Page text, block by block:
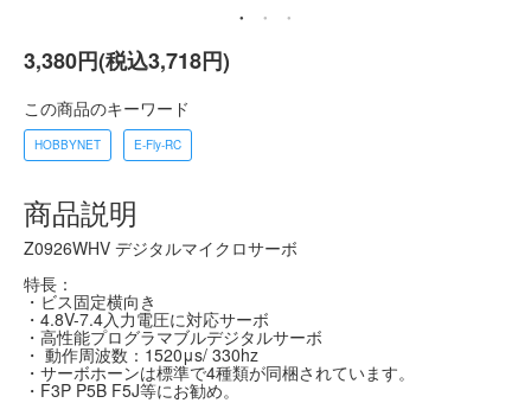
3,380円(税込3,718円)
この商品のキーワード
HOBBYNET E-Fly-RC
商品説明
Z0926WHV デジタルマイクロサーボ
特長：
・ビス固定横向き
・4.8V-7.4入力電圧に対応サーボ
・高性能プログラマブルデジタルサーボ
・ 動作周波数：1520μs/ 330hz
・サーボホーンは標準で4種類が同梱されています。
・F3P P5B F5J等にお勧め。